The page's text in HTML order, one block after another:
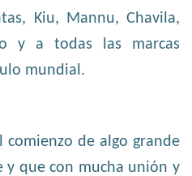
Kiu, Mannu, Chavila,
y a todas las marcas
mundial.
comienzo de algo grande
que con mucha unión y